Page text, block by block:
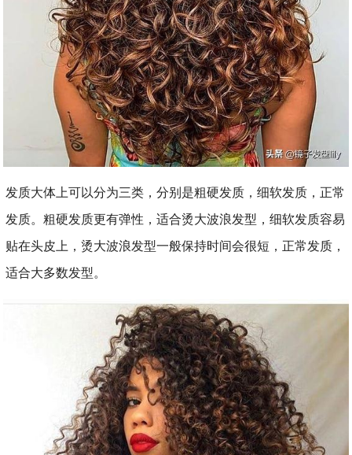
发质大体上可以分为三类，分别是粗硬发质，细软发质，正常
发质。粗硬发质更有弹性，适合烫大波浪发型，细软发质容易
贴在头皮上，烫大波浪发型一般保持时间会很短，正常发质，
适合大多数发型。